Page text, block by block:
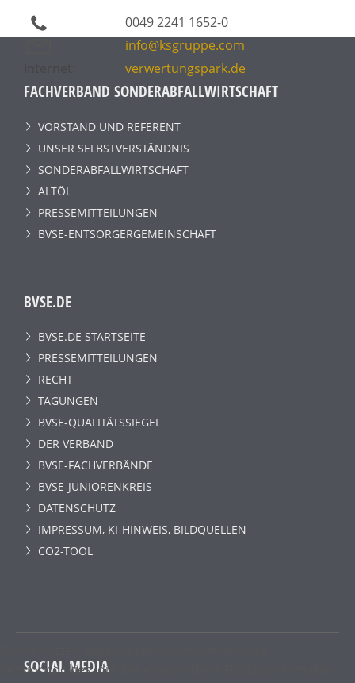
0049 2241 1652-0
info@ksgruppe.com
verwertungspark.de
FACHVERBAND SONDERABFALLWIRTSCHAFT
VORSTAND UND REFERENT
UNSER SELBSTVERSTÄNDNIS
SONDERABFALLWIRTSCHAFT
ALTÖL
PRESSEMITTEILUNGEN
BVSE-ENTSORGERGEMEINSCHAFT
BVSE.DE
BVSE.DE STARTSEITE
PRESSEMITTEILUNGEN
RECHT
TAGUNGEN
BVSE-QUALITÄTSSIEGEL
DER VERBAND
BVSE-FACHVERBÄNDE
BVSE-JUNIORENKREIS
DATENSCHUTZ
IMPRESSUM, KI-HINWEIS, BILDQUELLEN
CO2-TOOL
SOCIAL MEDIA
Sessioncookies, die das einwandfreie Funktionieren der